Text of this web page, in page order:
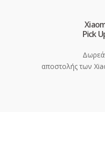
Pick
αποστολής των